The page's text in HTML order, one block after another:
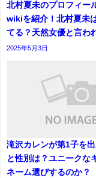
北村夏未のプロフィー
wikiを紹介！北村夏未
てる？天然女優と言わ
2025年5月3日
滝沢カレンが第1子を
と性別は？ユニークな
ネーム選びするのか？